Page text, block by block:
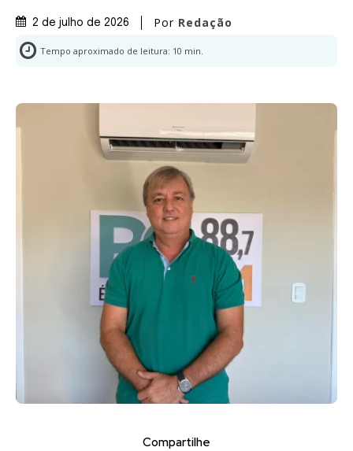
2 de julho de 2026 Por Redação
Tempo aproximado de leitura: 10 min.
Compartilhe